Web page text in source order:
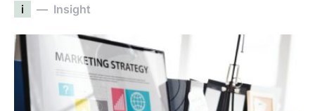
i Insight